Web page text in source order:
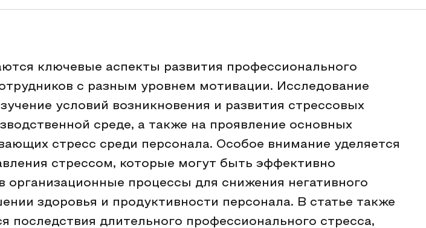
ключевые аспекты развития профессионального
с разным уровнем мотивации. Исследование
условий возникновения и развития стрессовых
среде, а также на проявление основных
стресс среди персонала. Особое внимание уделяется
стрессом, которые могут быть эффективно
организационные процессы для снижения негативного
здоровья и продуктивности персонала. В статье также
последствия длительного профессионального стресса,